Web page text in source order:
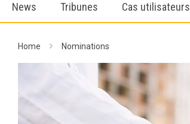
News Tribunes Cas utilisateurs
Home Nominations